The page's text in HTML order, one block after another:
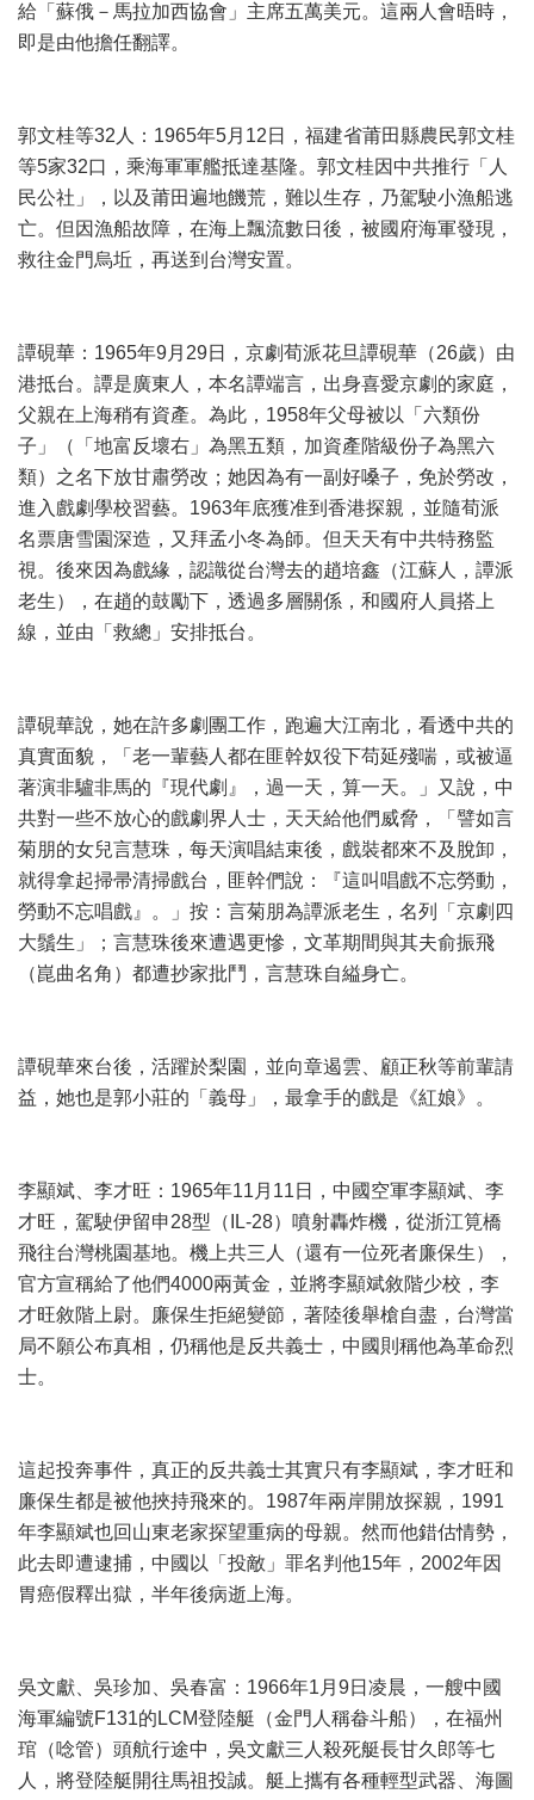
給「蘇俄－馬拉加西協會」主席五萬美元。這兩人會晤時，
即是由他擔任翻譯。
郭文桂等32人：1965年5月12日，福建省莆田縣農民郭文桂
等5家32口，乘海軍軍艦抵達基隆。郭文桂因中共推行「人
民公社」，以及莆田遍地饑荒，難以生存，乃駕駛小漁船逃
亡。但因漁船故障，在海上飄流數日後，被國府海軍發現，
救往金門烏坵，再送到台灣安置。
譚硯華：1965年9月29日，京劇荀派花旦譚硯華（26歲）由
港抵台。譚是廣東人，本名譚端言，出身喜愛京劇的家庭，
父親在上海稍有資產。為此，1958年父母被以「六類份
子」（「地富反壞右」為黑五類，加資產階級份子為黑六
類）之名下放甘肅勞改；她因為有一副好嗓子，免於勞改，
進入戲劇學校習藝。1963年底獲准到香港探親，並隨荀派
名票唐雪園深造，又拜孟小冬為師。但天天有中共特務監
視。後來因為戲緣，認識從台灣去的趙培鑫（江蘇人，譚派
老生），在趙的鼓勵下，透過多層關係，和國府人員搭上
線，並由「救總」安排抵台。
譚硯華說，她在許多劇團工作，跑遍大江南北，看透中共的
真實面貌，「老一輩藝人都在匪幹奴役下苟延殘喘，或被逼
著演非驢非馬的『現代劇』，過一天，算一天。」又說，中
共對一些不放心的戲劇界人士，天天給他們威脅，「譬如言
菊朋的女兒言慧珠，每天演唱結束後，戲裝都來不及脫卸，
就得拿起掃帚清掃戲台，匪幹們說：『這叫唱戲不忘勞動，
勞動不忘唱戲』。」按：言菊朋為譚派老生，名列「京劇四
大鬚生」；言慧珠後來遭遇更慘，文革期間與其夫俞振飛
（崑曲名角）都遭抄家批鬥，言慧珠自縊身亡。
譚硯華來台後，活躍於梨園，並向章遏雲、顧正秋等前輩請
益，她也是郭小莊的「義母」，最拿手的戲是《紅娘》。
李顯斌、李才旺：1965年11月11日，中國空軍李顯斌、李
才旺，駕駛伊留申28型（IL-28）噴射轟炸機，從浙江筧橋
飛往台灣桃園基地。機上共三人（還有一位死者廉保生），
官方宣稱給了他們4000兩黃金，並將李顯斌敘階少校，李
才旺敘階上尉。廉保生拒絕變節，著陸後舉槍自盡，台灣當
局不願公布真相，仍稱他是反共義士，中國則稱他為革命烈
士。
這起投奔事件，真正的反共義士其實只有李顯斌，李才旺和
廉保生都是被他挾持飛來的。1987年兩岸開放探親，1991
年李顯斌也回山東老家探望重病的母親。然而他錯估情勢，
此去即遭逮捕，中國以「投敵」罪名判他15年，2002年因
胃癌假釋出獄，半年後病逝上海。
吳文獻、吳珍加、吳春富：1966年1月9日凌晨，一艘中國
海軍編號F131的LCM登陸艇（金門人稱畚斗船），在福州
琯（唸管）頭航行途中，吳文獻三人殺死艇長甘久郎等七
人，將登陸艇開往馬祖投誠。艇上攜有各種輕型武器、海圖